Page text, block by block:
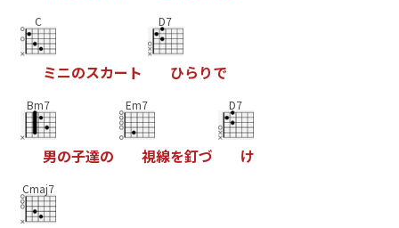
C
ミニのスカー ト
D7
ひら りで
Bm7
男の子達の
Em7
視線を釘づ
D7
け
Cmaj7